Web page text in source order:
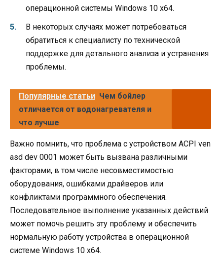
операционной системы Windows 10 x64.
В некоторых случаях может потребоваться
обратиться к специалисту по технической
поддержке для детального анализа и устранения
проблемы.
Популярные статьи Чем бойлер
отличается от водонагревателя и
что лучше
Важно помнить, что проблема с устройством ACPI ven
asd dev 0001 может быть вызвана различными
факторами, в том числе несовместимостью
оборудования, ошибками драйверов или
конфликтами программного обеспечения.
Последовательное выполнение указанных действий
может помочь решить эту проблему и обеспечить
нормальную работу устройства в операционной
системе Windows 10 x64.